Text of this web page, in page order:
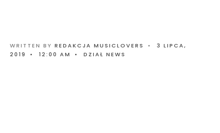
WRITTEN BY REDAKCJA MUSICLOVERS •
3 LIPCA,
2019
• 12:00 AM • DZIAŁ NEWS